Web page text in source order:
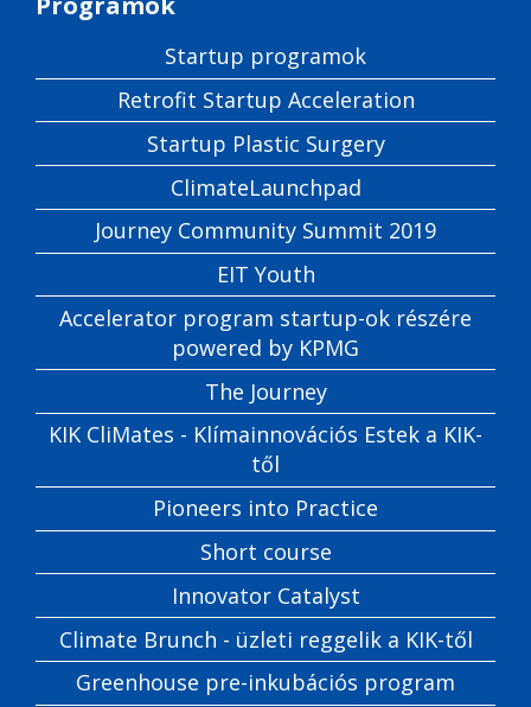
Startup programok
Retrofit Startup Acceleration
Startup Plastic Surgery
ClimateLaunchpad
Journey Community Summit 2019
EIT Youth
Accelerator program startup-ok részére
powered by KPMG
The Journey
KIK CliMates - Klímainnovációs Estek a KIK-
től
Pioneers into Practice
Short course
Innovator Catalyst
Climate Brunch - üzleti reggelik a KIK-től
Greenhouse pre-inkubációs program